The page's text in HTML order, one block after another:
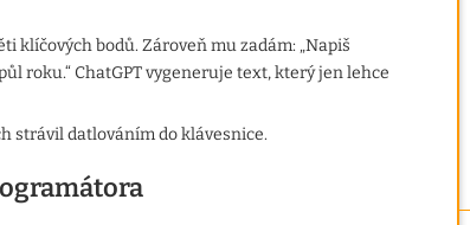
klíčových bodů. Zároveň mu zadám: „Napiš
roku.“ ChatGPT vygeneruje text, který jen lehce
strávil datlováním do klávesnice.